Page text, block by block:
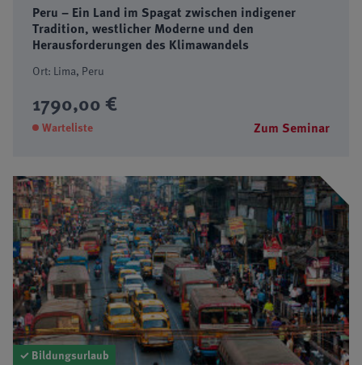
Peru – Ein Land im Spagat zwischen indigener
Tradition, westlicher Moderne und den
Herausforderungen des Klimawandels
Ort: Lima, Peru
1790,00 €
Warteliste Zum Seminar
✓ Bildungsurlaub